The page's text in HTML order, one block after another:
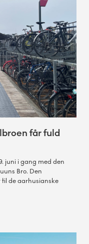
får fuld
juni i gang med den
Bro. Den
til de aarhusianske